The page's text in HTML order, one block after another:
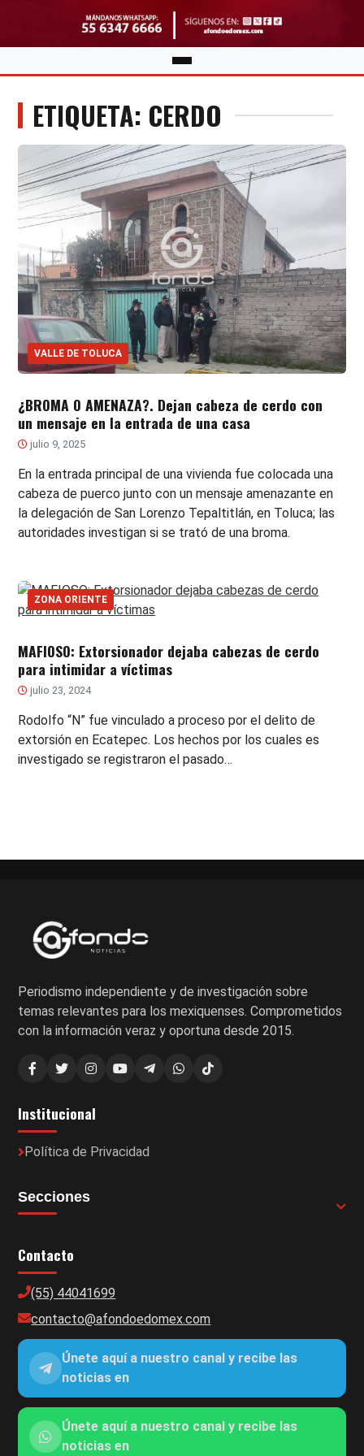
ETIQUETA: CERDO
VALLE DE TOLUCA
¿BROMA O AMENAZA?. Dejan cabeza de cerdo con
un mensaje en la entrada de una casa
julio 9, 2025
En la entrada principal de una vivienda fue colocada una
cabeza de puerco junto con un mensaje amenazante en
la delegación de San Lorenzo Tepaltitlán, en Toluca; las
autoridades investigan si se trató de una broma.
ZONA ORIENTE
MAFIOSO: Extorsionador dejaba cabezas de cerdo
para intimidar a víctimas
julio 23, 2024
Rodolfo “N” fue vinculado a proceso por el delito de
extorsión en Ecatepec. Los hechos por los cuales es
investigado se registraron el pasado…
Periodismo independiente y de investigación sobre
temas relevantes para los mexiquenses. Comprometidos
con la información veraz y oportuna desde 2015.
Institucional
Política de Privacidad
Secciones
Contacto
(55) 44041699
contacto@afondoedomex.com
Únete aquí a nuestro canal y recibe las
noticias en
Únete aquí a nuestro canal y recibe las
noticias en